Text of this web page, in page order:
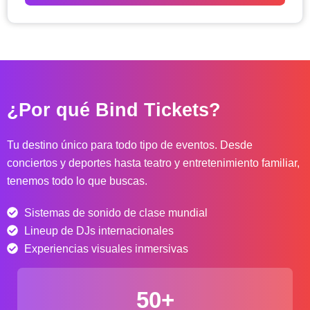
d
p
c
i
s
:
d
d
$
¿Por qué Bind Tickets?
Tu destino único para todo tipo de eventos. Desde
conciertos y deportes hasta teatro y entretenimiento familiar,
tenemos todo lo que buscas.
Sistemas de sonido de clase mundial
Lineup de DJs internacionales
Experiencias visuales inmersivas
50+